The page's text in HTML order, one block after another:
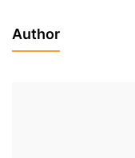
Author